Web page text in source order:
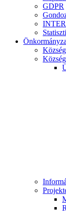
GDPR